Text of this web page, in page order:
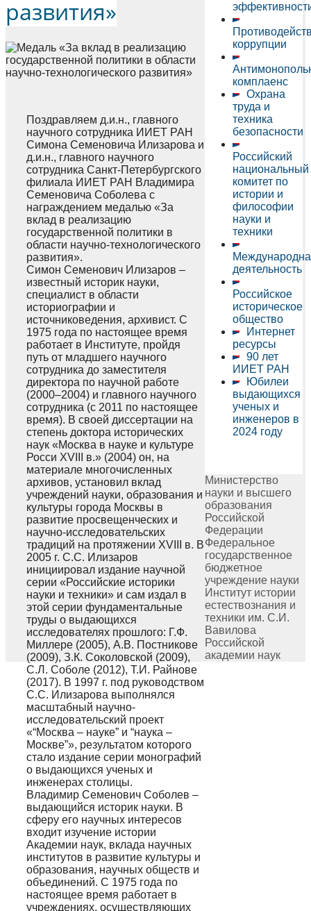
коррупции
комплаенс
Охрана
труда и
техника
безопасности
Российский
национальный
комитет по
истории и
философии
науки и
техники
деятельность
Российское
историческое
общество
Интернет
ресурсы
90 лет
ИИЕТ РАН
Юбилеи
выдающихся
ученых и
инженеров в
2024 году
развития»
Поздравляем д.и.н., главного
научного сотрудника ИИЕТ РАН
Симона Семеновича Илизарова и
д.и.н., главного научного
сотрудника Санкт-Петербургского
филиала ИИЕТ РАН Владимира
Семеновича Соболева с
награждением медалью «За
вклад в реализацию
государственной политики в
области научно-технологического
развития».
Симон Семенович Илизаров –
известный историк науки,
специалист в области
историографии и
источниковедения, архивист. С
1975 года по настоящее время
работает в Институте, пройдя
путь от младшего научного
сотрудника до заместителя
директора по научной работе
(2000–2004) и главного научного
сотрудника (с 2011 по настоящее
время). В своей диссертации на
степень доктора исторических
наук «Москва в науке и культуре
Росси XVIII в.» (2004) он, на
материале многочисленных
архивов, установил вклад
учреждений науки, образования и
культуры города Москвы в
развитие просвещенческих и
научно-исследовательских
традиций на протяжении XVIII в. В
2005 г. С.С. Илизаров
инициировал издание научной
серии «Российские историки
науки и техники» и сам издал в
этой серии фундаментальные
труды о выдающихся
исследователях прошлого: Г.Ф.
Миллере (2005), А.В. Постникове
(2009), З.К. Соколовской (2009),
С.Л. Соболе (2012), Т.И. Райнове
(2017). В 1997 г. под руководством
С.С. Илизарова выполнялся
масштабный научно-
исследовательский проект
«“Москва – науке” и “наука –
Москве”», результатом которого
стало издание серии монографий
о выдающихся ученых и
инженерах столицы.
Владимир Семенович Соболев –
выдающийся историк науки. В
сферу его научных интересов
входит изучение истории
Академии наук, вклада научных
институтов в развитие культуры и
образования, научных обществ и
объединений. С 1975 года по
настоящее время работает в
учреждениях, осуществляющих
Министерство
науки и высшего
образования
Российской
Федерации
Федеральное
государственное
бюджетное
учреждение науки
Институт истории
естествознания и
техники им. С.И.
Вавилова
Российской
академии наук